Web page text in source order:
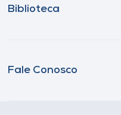
Biblioteca
Fale Conosco